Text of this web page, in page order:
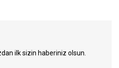
ilk sizin haberiniz olsun.